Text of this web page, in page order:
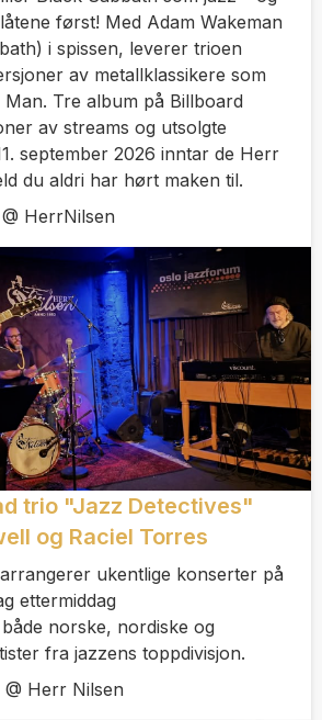
først! Med Adam Wakeman
i spissen, leverer trioen
av metallklassikere som
Tre album på Billboard
av streams og utsolgte
september 2026 inntar de Herr
du aldri har hørt maken til.
HerrNilsen
trio "Jazz Detectives"
og Raciel Torres
ukentlige konserter på
ettermiddag
norske, nordiske og
fra jazzens toppdivisjon.
@ Herr Nilsen